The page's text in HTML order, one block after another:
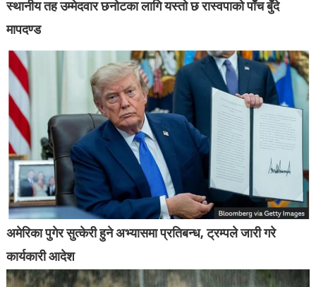
स्थानीय तह उम्मेदवार छनोटका लागि यस्तो छ रास्वपाको पाँच बुँदे
मापदण्ड
अमेरिका पुगेर सुत्केरी हुने अभ्यासमा प्रतिबन्ध, ट्रम्पले जारी गरे
कार्यकारी आदेश